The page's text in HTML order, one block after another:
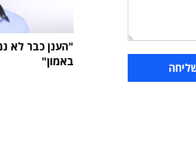
"הענן כבר לא
באמון"